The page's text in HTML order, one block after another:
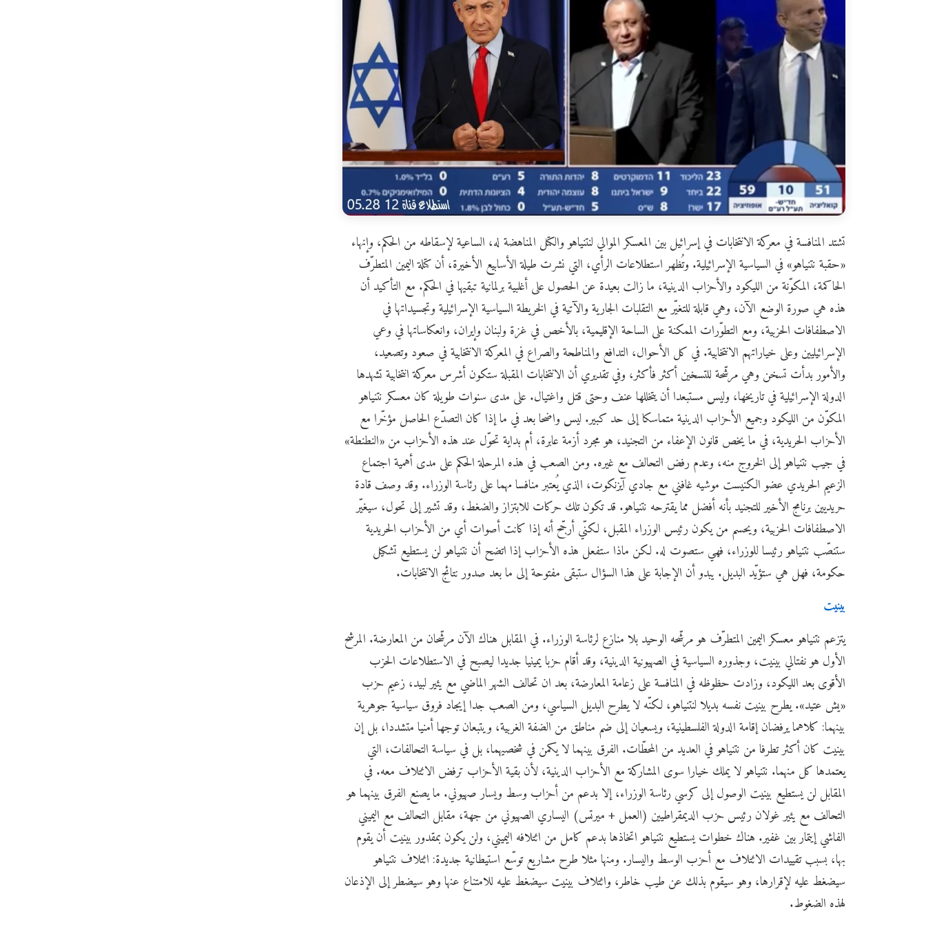
تشتد المنافسة في معركة الانتخابات في إسرائيل بين المعسكر الموالي لنتنياهو والكتل المناهضة له، الساعية لإسقاطه من الحكم، وإنهاء
«حقبة نتنياهو» في السياسية الإسرائيلية. وتُظهر استطلاعات الرأي، التي نشرت طيلة الأسابيع الأخيرة، أن كتلة اليمين المتطرّف
الحاكمة، المكوّنة من الليكود والأحزاب الدينية، ما زالت بعيدة عن الحصول على أغلبية برلمانية تبقيها في الحكم. مع التأكيد أن
هذه هي صورة الوضع الآن، وهي قابلة للتغيّر مع التقلبات الجارية والآتية في الخريطة السياسية الإسرائيلية وتجسيداتها في
الاصطفافات الحزبية، ومع التطوّرات الممكنة على الساحة الإقليمية، بالأخص في غزة ولبنان وإيران، وانعكاساتها في وعي
الإسرائيليين وعلى خياراتهم الانتخابية. في كل الأحوال، التدافع والمناطحة والصراع في المعركة الانتخابية في صعود وتصعيد،
والأمور بدأت تسخن وهي مرشّحة للتسخين أكثر فأكثر، وفي تقديري أن الانتخابات المقبلة ستكون أشرس معركة انتخابية تشهدها
الدولة الإسرائيلية في تاريخها، وليس مستبعدا أن يتخللها عنف وحتى قتل واغتيال. على مدى سنوات طويلة كان معسكر نتنياهو
المكوّن من الليكود وجميع الأحزاب الدينية متماسكا إلى حد كبير. ليس واضحا بعد في ما إذا كان التصدّع الحاصل مؤخّرا مع
الأحزاب الحريدية، في ما يخص قانون الإعفاء من التجنيد، هو مجرد أزمة عابرة، أم بداية تحوّل عند هذه الأحزاب من «النطنطة»
في جيب نتنياهو إلى الخروج منه، وعدم رفض التحالف مع غيره. ومن الصعب في هذه المرحلة الحكم على مدى أهمية اجتماع
الزعيم الحريدي عضو الكنيست موشيه غافني مع جادي آيزنكوت، الذي يُعتبر منافسا مهما على رئاسة الوزراء. وقد وصف قادة
حريديين برنامج الأخير للتجنيد بأنه أفضل مما يقترحه نتنياهو. قد تكون تلك حركات للابتزاز والضغط، وقد تشير إلى تحول، سيغيّر
الاصطفافات الحزبية، ويحسم من يكون رئيس الوزراء المقبل، لكنّي أرجّح أنه إذا كانت أصوات أي من الأحزاب الحريدية
ستنصّب نتنياهو رئيسا للوزراء، فهي ستصوت له. لكن ماذا ستفعل هذه الأحزاب إذا اتضح أن نتنياهو لن يستطيع تشكيل
حكومة، فهل هي ستؤيّد البديل. يبدو أن الإجابة على هذا السؤال ستبقى مفتوحة إلى ما بعد صدور نتائج الانتخابات.
بينيت
يتزعم نتنياهو معسكر اليمين المتطرّف هو مرشّحه الوحيد بلا منازع لرئاسة الوزراء. في المقابل هناك الآن مرشّحان من المعارضة. المرشح
الأول هو نفتالي بينيت، وجذوره السياسية في الصهيونية الدينية، وقد أقام حزبا يمينيا جديدا ليصبح في الاستطلاعات الحزب
الأقوى بعد الليكود، وزادت حظوظه في المنافسة على زعامة المعارضة، بعد ان تحالف الشهر الماضي مع يئير لبيد، زعيم حزب
«يش عتيد». يطرح بينيت نفسه بديلا لنتنياهو، لكنّه لا يطرح البديل السياسي، ومن الصعب جدا إيجاد فروق سياسية جوهرية
بينهما: كلاهما يرفضان إقامة الدولة الفلسطينية، ويسعيان إلى ضم مناطق من الضفة الغربية، ويتبعان توجها أمنيا متشددا، بل إن
بينيت كان أكثر تطرفا من نتنياهو في العديد من المحطّات. الفرق بينهما لا يكمن في شخصيهما، بل في سياسة التحالفات، التي
يعتمدها كل منهما. نتنياهو لا يملك خيارا سوى المشاركة مع الأحزاب الدينية، لأن بقية الأحزاب ترفض الائتلاف معه. في
المقابل لن يستطيع بينيت الوصول إلى كرسي رئاسة الوزراء، إلا بدعم من أحزاب وسط ويسار صهيوني. ما يصنع الفرق بينهما هو
التحالف مع يئير غولان رئيس حزب الديمقراطيين (العمل + ميرتس) اليساري الصهيوني من جهة، مقابل التحالف مع اليميني
الفاشي إيتمار بين غفير. هناك خطوات يستطيع نتنياهو اتخاذها بدعم كامل من ائتلافه اليميني، ولن يكون بمقدور بينيت أن يقوم
بها، بسبب تقييدات الائتلاف مع أحزب الوسط واليسار. ومنها مثلا طرح مشاريع توسّع استيطانية جديدة: ائتلاف نتنياهو
سيضغط عليه لإقرارها، وهو سيقوم بذلك عن طيب خاطر، وائتلاف بينيت سيضغط عليه للامتناع عنها وهو سيضطر إلى الإذعان
لهذه الضغوط.